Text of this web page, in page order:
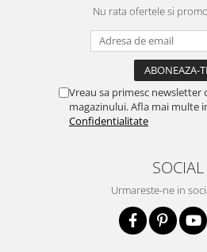
Nu rata ofertele si
Vreau sa primesc newsletter
magazinului. Afla mai multe
Confidentialitate
SOCIAL
Urmareste-ne in